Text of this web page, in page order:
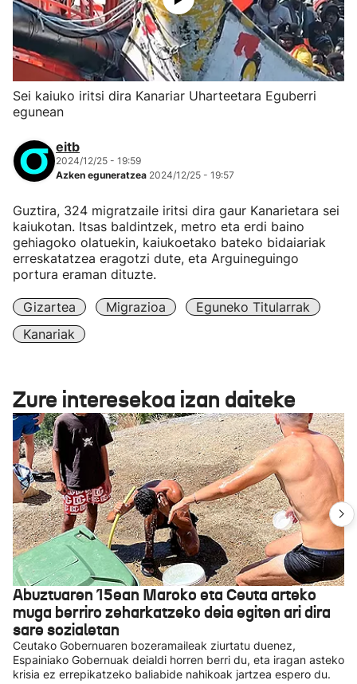
Sei kaiuko iritsi dira Kanariar Uharteetara Eguberri
egunean
eitb
2024/12/25 - 19:59
Azken eguneratzea 2024/12/25 - 19:57
Guztira, 324 migratzaile iritsi dira gaur Kanarietara sei
kaiukotan. Itsas baldintzek, metro eta erdi baino
gehiagoko olatuekin, kaiukoetako bateko bidaiariak
erreskatatzea eragotzi dute, eta Arguineguingo
portura eraman dituzte.
Gizartea Migrazioa
Eguneko Titularrak
Kanariak
Zure interesekoa izan daiteke
Abuztuaren 15ean Maroko eta Ceuta arteko
muga berriro zeharkatzeko deia egiten ari dira
sare sozialetan
Ceutako Gobernuaren bozeramaileak ziurtatu duenez,
Espainiako Gobernuak deialdi horren berri du, eta iragan asteko
krisia ez errepikatzeko baliabide nahikoak jartzea espero du.